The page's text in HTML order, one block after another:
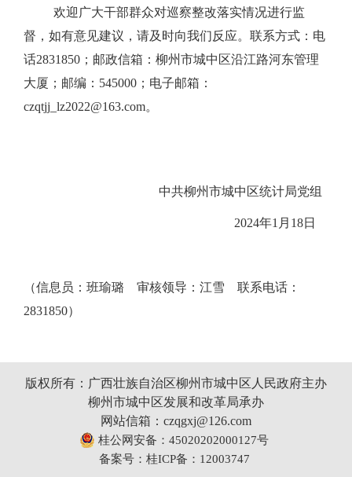
欢迎广大干部群众对巡察整改落实情况进行监
督，如有意见建议，请及时向我们反应。联系方式：电
话2831850；邮政信箱： 柳州市城中区沿江路河东管理
大厦 ；邮编：545000；电子邮箱：
czqtjj_lz2022@163.com。
中共柳州市城中区统计局党组
2024年1 月 18日
（信息员：班瑜璐 审核领导：江雪 联系电话：
2831850）
版权所有：广西壮族自治区柳州市城中区人民政府主办
柳州市城中区发展和改革局承办
网站信箱：czqgxj@126.com
桂公网安备：45020202000127号
备案号：桂ICP备：12003747